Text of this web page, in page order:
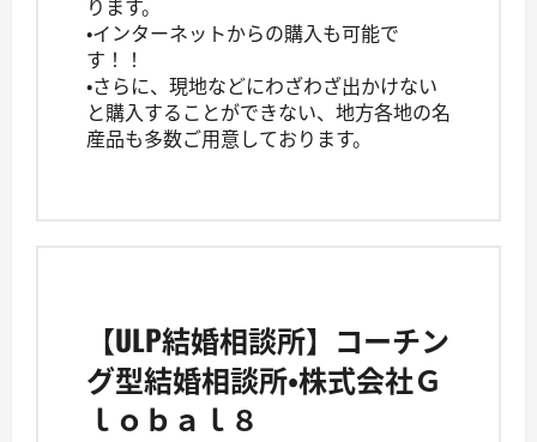
ります。
・インターネットからの購入も可能で
す！！
・さらに、現地などにわざわざ出かけない
と購入することができない、地方各地の名
産品も多数ご用意しております。
【ULP結婚相談所】コーチン
グ型結婚相談所・株式会社Ｇ
ｌｏｂａｌ８